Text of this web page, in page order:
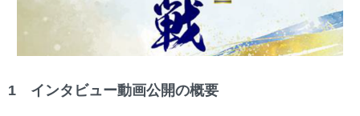
1 インタビュー動画公開の概要